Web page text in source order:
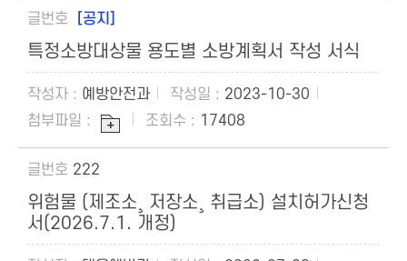
[공지]
특정소방대상물 용도별 소방계획서 작성 서식
예방안전과
2023-10-30
17408
222
위험물 (제조소¸ 저장소¸ 취급소) 설치허가신청
서(2026.7.1. 개정)